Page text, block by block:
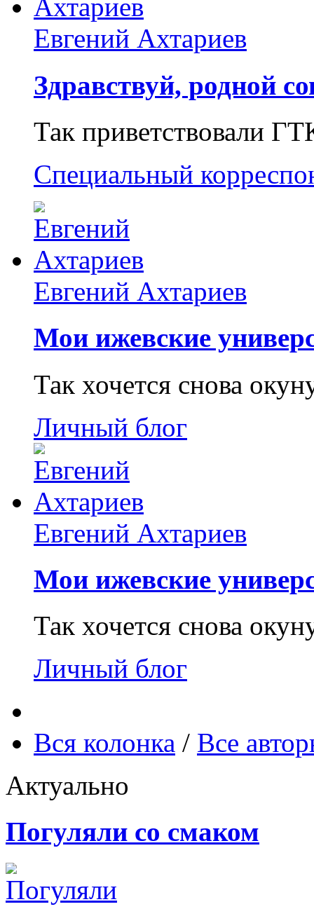
Евгений Ахтариев
Здравствуй, родной
Так приветствовали
Специальный
Евгений Ахтариев
Мои ижевские
Так хочется снова
Личный блог
Евгений Ахтариев
Мои ижевские
Так хочется снова
Личный блог
Вся колонка / Все
Актуально
Погуляли со смаком